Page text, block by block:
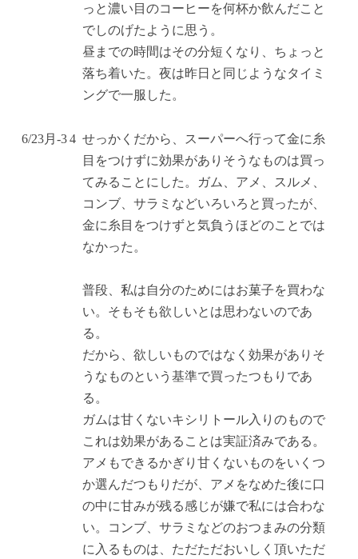
っと濃い目のコーヒーを何杯か飲んだこと
でしのげたように思う。
昼までの時間はその分短くなり、ちょっと
落ち着いた。夜は昨日と同じようなタイミ
ングで一服した。
6/23月-3 4 せっかくだから、スーパーへ行って金に糸
目をつけずに効果がありそうなものは買っ
てみることにした。ガム、アメ、スルメ、
コンブ、サラミなどいろいろと買ったが、
金に糸目をつけずと気負うほどのことでは
なかった。
普段、私は自分のためにはお菓子を買わな
い。そもそも欲しいとは思わないのであ
る。
だから、欲しいものではなく効果がありそ
うなものという基準で買ったつもりであ
る。
ガムは甘くないキシリトール入りのもので
これは効果があることは実証済みである。
アメもできるかぎり甘くないものをいくつ
か選んだつもりだが、アメをなめた後に口
の中に甘みが残る感じが嫌で私には合わな
い。コンブ、サラミなどのおつまみの分類
に入るものは、ただただおいしく頂いただ